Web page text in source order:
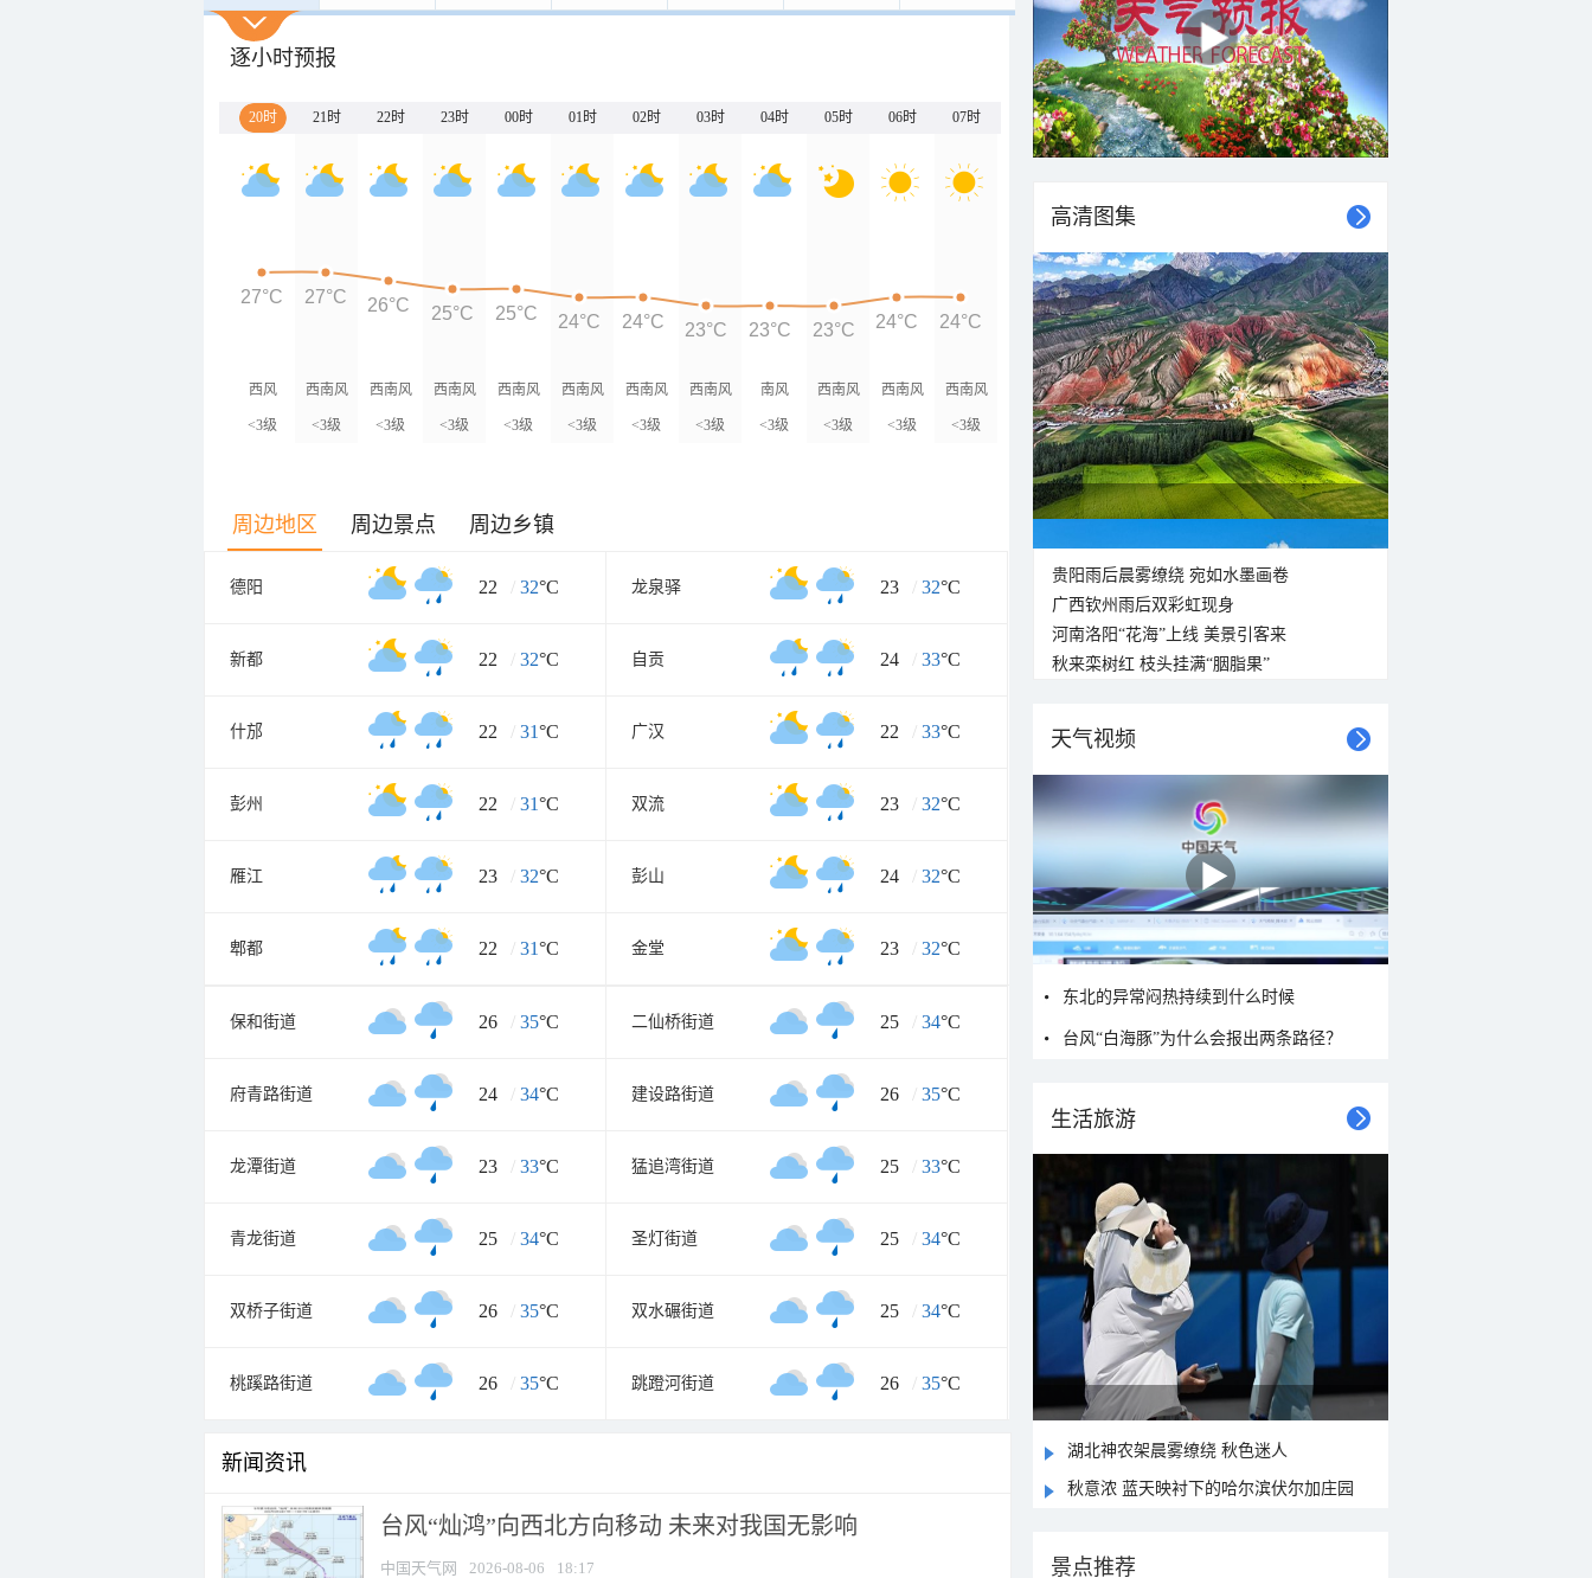
逐小时预报
20时 21时 22时 23时 00时 01时 02时 03时 04时 05时 06时 07时
西风
<3级
西南风
<3级
西南风
<3级
西南风
<3级
西南风
<3级
西南风
<3级
西南风
<3级
西南风
<3级
南风
<3级
西南风
<3级
西南风
<3级
西南风
<3级
27°C 27°C 26°C 25°C 25°C 24°C 24°C 23°C 23°C 23°C 24°C 24°C
周边地区 周边景点 周边乡镇
德阳 22 / 32°C 龙泉驿 23 / 32°C
新都 22 / 32°C 自贡 24 / 33°C
什邡 22 / 31°C 广汉 22 / 33°C
彭州 22 / 31°C 双流 23 / 32°C
雁江 23 / 32°C 彭山 24 / 32°C
郫都 22 / 31°C 金堂 23 / 32°C
保和街道 26 / 35°C 二仙桥街道 25 / 34°C
府青路街道 24 / 34°C 建设路街道 26 / 35°C
龙潭街道 23 / 33°C 猛追湾街道 25 / 33°C
青龙街道 25 / 34°C 圣灯街道 25 / 34°C
双桥子街道 26 / 35°C 双水碾街道 25 / 34°C
桃蹊路街道 26 / 35°C 跳蹬河街道 26 / 35°C
新闻资讯
台风“灿鸿”向西北方向移动 未来对我国无影响
中国天气网 2026-08-06 18:17
高清图集
贵阳雨后晨雾缭绕 宛如水墨画卷
广西钦州雨后双彩虹现身
河南洛阳“花海”上线 美景引客来
秋来栾树红 枝头挂满“胭脂果”
天气视频
东北的异常闷热持续到什么时候
台风“白海豚”为什么会报出两条路径？
生活旅游
湖北神农架晨雾缭绕 秋色迷人
秋意浓 蓝天映衬下的哈尔滨伏尔加庄园
景点推荐